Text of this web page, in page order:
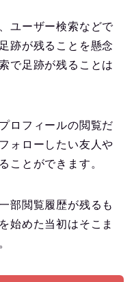
ユーザー検索などで
跡が残ることを懸念
で足跡が残ることは
ロフィールの閲覧だ
ォローしたい友人や
ことができます。
部閲覧履歴が残るも
始めた当初はそこま